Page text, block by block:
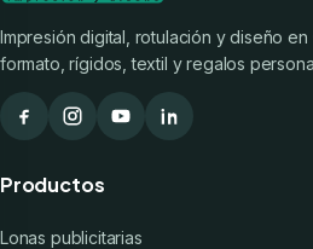
Impresión digital, rotulación y diseño en
formato, rígidos, textil y regalos
Productos
Lonas publicitarias